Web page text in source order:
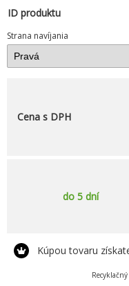
ID produktu
Strana navíjania
Cena s DPH
do 5 dní
Kúpou tovaru